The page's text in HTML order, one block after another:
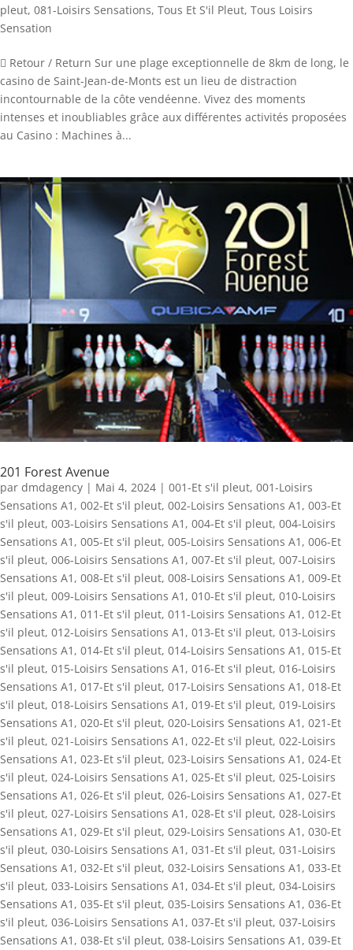
pleut, 081-Loisirs Sensations, Tous Et S'il Pleut, Tous Loisirs
Sensation
 Retour / Return Sur une plage exceptionnelle de 8km de long, le
casino de Saint-Jean-de-Monts est un lieu de distraction
incontournable de la côte vendéenne. Vivez des moments
intenses et inoubliables grâce aux différentes activités proposées
au Casino : Machines à...
201 Forest Avenue
par dmdagency | Mai 4, 2024 | 001-Et s'il pleut, 001-Loisirs
Sensations A1 , 002-Et s'il pleut, 002-Loisirs Sensations A1 , 003-Et
s'il pleut, 003-Loisirs Sensations A1 , 004-Et s'il pleut, 004-Loisirs
Sensations A1 , 005-Et s'il pleut, 005-Loisirs Sensations A1 , 006-Et
s'il pleut, 006-Loisirs Sensations A1 , 007-Et s'il pleut, 007-Loisirs
Sensations A1 , 008-Et s'il pleut, 008-Loisirs Sensations A1 , 009-Et
s'il pleut, 009-Loisirs Sensations A1 , 010-Et s'il pleut, 010-Loisirs
Sensations A1 , 011-Et s'il pleut, 011-Loisirs Sensations A1 , 012-Et
s'il pleut, 012-Loisirs Sensations A1 , 013-Et s'il pleut, 013-Loisirs
Sensations A1 , 014-Et s'il pleut, 014-Loisirs Sensations A1 , 015-Et
s'il pleut, 015-Loisirs Sensations A1 , 016-Et s'il pleut, 016-Loisirs
Sensations A1 , 017-Et s'il pleut, 017-Loisirs Sensations A1 , 018-Et
s'il pleut, 018-Loisirs Sensations A1 , 019-Et s'il pleut, 019-Loisirs
Sensations A1 , 020-Et s'il pleut, 020-Loisirs Sensations A1 , 021-Et
s'il pleut, 021-Loisirs Sensations A1 , 022-Et s'il pleut, 022-Loisirs
Sensations A1 , 023-Et s'il pleut, 023-Loisirs Sensations A1 , 024-Et
s'il pleut, 024-Loisirs Sensations A1 , 025-Et s'il pleut, 025-Loisirs
Sensations A1 , 026-Et s'il pleut, 026-Loisirs Sensations A1 , 027-Et
s'il pleut, 027-Loisirs Sensations A1 , 028-Et s'il pleut, 028-Loisirs
Sensations A1 , 029-Et s'il pleut, 029-Loisirs Sensations A1 , 030-Et
s'il pleut, 030-Loisirs Sensations A1 , 031-Et s'il pleut, 031-Loisirs
Sensations A1 , 032-Et s'il pleut, 032-Loisirs Sensations A1 , 033-Et
s'il pleut, 033-Loisirs Sensations A1 , 034-Et s'il pleut, 034-Loisirs
Sensations A1 , 035-Et s'il pleut, 035-Loisirs Sensations A1 , 036-Et
s'il pleut, 036-Loisirs Sensations A1 , 037-Et s'il pleut, 037-Loisirs
Sensations A1 , 038-Et s'il pleut, 038-Loisirs Sensations A1 , 039-Et